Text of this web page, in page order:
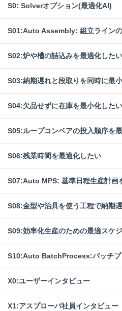
S0: Solverオプション(最適化AI)
S01:Auto Assembly: 組立ライン
S02:炉や槽の詰込みを最適化したい
S03:納期遅れと段取りを同時に最
S04:欠品せずに在庫を最小化したい
S05:ループコンベアの投入順序を
S06:残業時間を最適化したい
S07:Auto MPS: 基準日程生産計画
S08:金型や治具を使う工程で納期
S09:効率化生産のための最適スケ
S10:Auto BatchProcess:バッチプ
X0:ユーザーインタビュー
X1:アスプローバ社員インタビュー